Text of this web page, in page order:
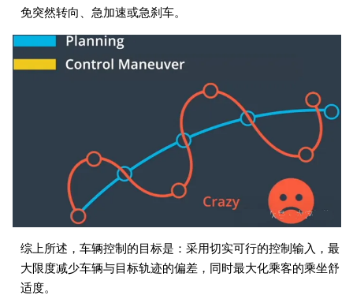
免突然转向、急加速或急刹车。
综上所述，车辆控制的目标是：采用切实可行的控制输入，最
大限度减少车辆与目标轨迹的偏差，同时最大化乘客的乘坐舒
适度。